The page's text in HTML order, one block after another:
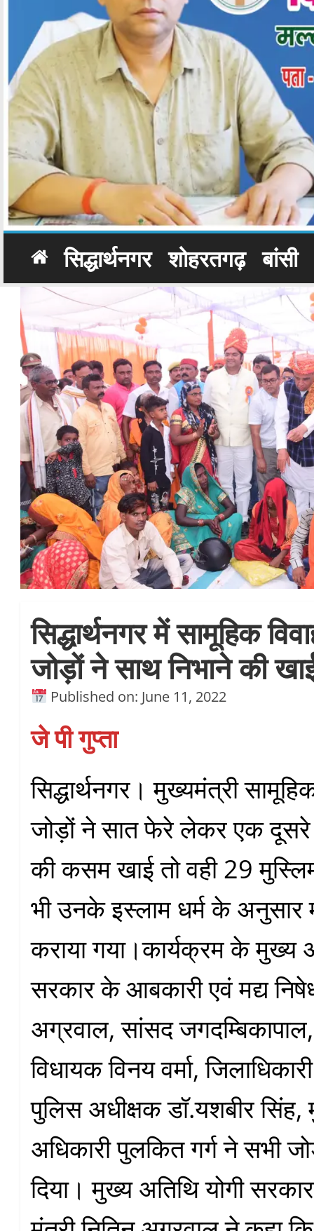
सिद्धार्थनगर शोहरतगढ़ बांसी
सिद्धार्थनगर में सामूहिक
जोड़ों ने साथ निभाने की
Published on: June 11, 2022
जे पी गुप्ता
सिद्धार्थनगर। मुख्यमंत्री
जोड़ों ने सात फेरे लेकर एक दूसरे
की कसम खाई तो वही 29
भी उनके इस्लाम धर्म के अनुसार
कराया गया।कार्यक्रम के मुख्य
सरकार के आबकारी एवं मद्य
अग्रवाल, सांसद
विधायक विनय वर्मा,
पुलिस अधीक्षक डॉ.यशबीर
अधिकारी पुलकित गर्ग ने सभी
दिया। मुख्य अतिथि योगी